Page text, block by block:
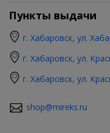
Пункты выдачи
г. Хабаровск, ул.
г. Хабаровск, ул.
г. Хабаровск, ул.
shop@mireks.ru